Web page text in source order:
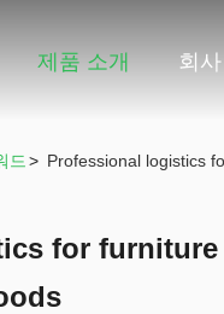
제품 소개 회
드 > Professional logistics
for furniture